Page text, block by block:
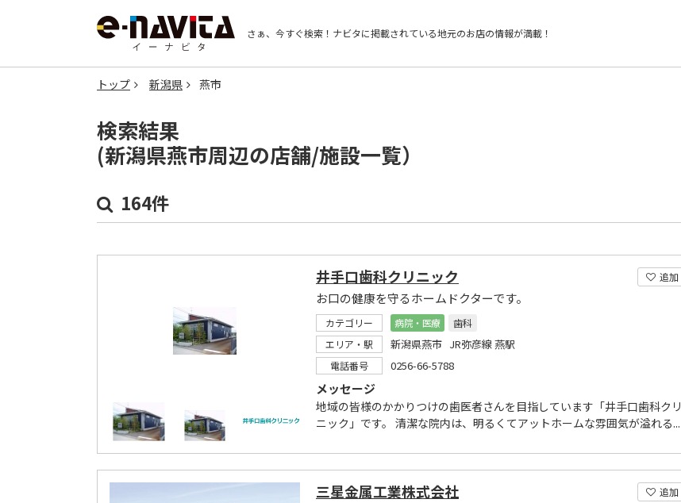
さぁ、今すぐ検索！ ナビタに掲載されている地元のお店の情報が満載！
トップ 新潟県 燕市
検索結果
(新潟県燕市周辺の店舗/施設一覧）
164件
追加
井手口歯科クリニック
お口の健康を守るホームドクターです。
カテゴリー 病院・医療
歯科
エリア・駅
新潟県燕市 JR弥彦線 燕駅
電話番号 0256-66-5788
メッセージ
地域の皆様のかかりつけの歯医者さんを目指しています「井手口歯科クリ
ニック」です。 清潔な院内は、明るくてアットホームな雰囲気が溢れる...
追加
三星金属工業株式会社